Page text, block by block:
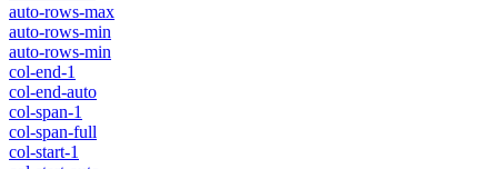
auto-rows-max
auto-rows-min
auto-rows-min
col-end-1
col-end-auto
col-span-1
col-span-full
col-start-1